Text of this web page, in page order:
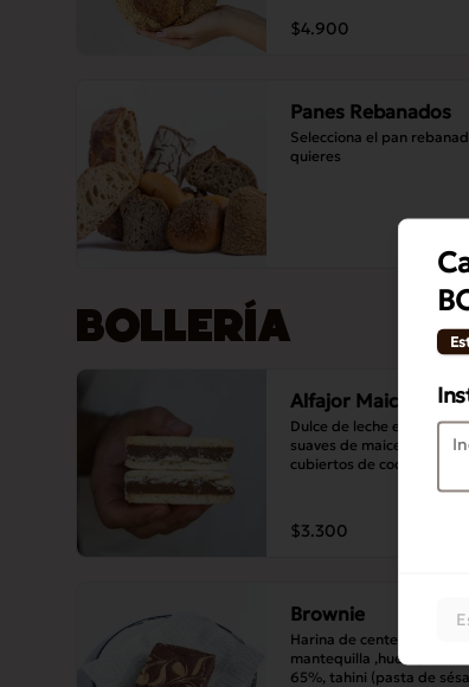
$4.900
Panes Rebanados
Selecciona el pan
quieres
BOLLERÍA
Alfajor Maicena
Dulce de leche entre dos
suaves de maicena, con
cubiertos de coco rallado.
$3.300
Brownie
Harina de centeno, harina
mantequilla ,huevo,
65%, tahini (pasta de